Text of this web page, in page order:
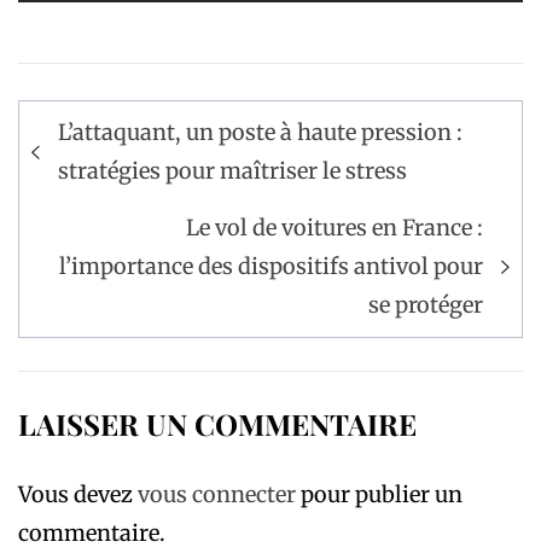
Navigation
de
l’article
L’attaquant, un poste à haute pression :
stratégies pour maîtriser le stress
Le vol de voitures en France :
l’importance des dispositifs antivol pour
se protéger
LAISSER UN COMMENTAIRE
Vous devezvous connecterpour publier un
commentaire.